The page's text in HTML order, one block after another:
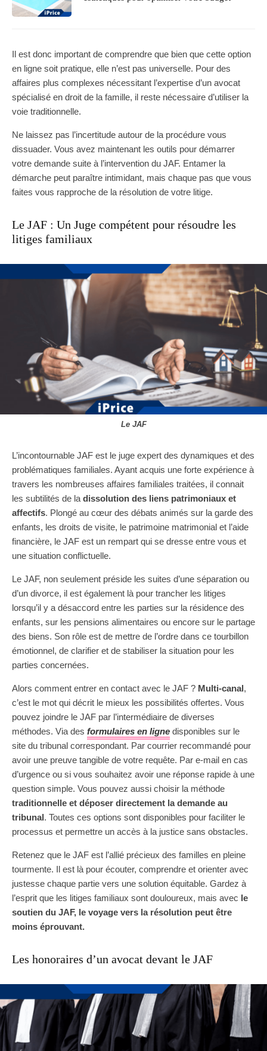
Il est donc important de comprendre que bien que cette option
en ligne soit pratique, elle n’est pas universelle. Pour des
affaires plus complexes nécessitant l’expertise d’un avocat
spécialisé en droit de la famille, il reste nécessaire d’utiliser la
voie traditionnelle.
Ne laissez pas l’incertitude autour de la procédure vous
dissuader. Vous avez maintenant les outils pour démarrer
votre demande suite à l’intervention du JAF. Entamer la
démarche peut paraître intimidant, mais chaque pas que vous
faites vous rapproche de la résolution de votre litige.
Le JAF : Un Juge compétent pour résoudre les
litiges familiaux
Le JAF
L’incontournable JAF est le juge expert des dynamiques et des
problématiques familiales. Ayant acquis une forte expérience à
travers les nombreuses affaires familiales traitées, il connait
les subtilités de la dissolution des liens patrimoniaux et
affectifs. Plongé au cœur des débats animés sur la garde des
enfants, les droits de visite, le patrimoine matrimonial et l’aide
financière, le JAF est un rempart qui se dresse entre vous et
une situation conflictuelle.
Le JAF, non seulement préside les suites d’une séparation ou
d’un divorce, il est également là pour trancher les litiges
lorsqu’il y a désaccord entre les parties sur la résidence des
enfants, sur les pensions alimentaires ou encore sur le partage
des biens. Son rôle est de mettre de l’ordre dans ce tourbillon
émotionnel, de clarifier et de stabiliser la situation pour les
parties concernées.
Alors comment entrer en contact avec le JAF ? Multi-canal,
c’est le mot qui décrit le mieux les possibilités offertes. Vous
pouvez joindre le JAF par l’intermédiaire de diverses
méthodes. Via des formulaires en ligne disponibles sur le
site du tribunal correspondant. Par courrier recommandé pour
avoir une preuve tangible de votre requête. Par e-mail en cas
d’urgence ou si vous souhaitez avoir une réponse rapide à une
question simple. Vous pouvez aussi choisir la méthode
traditionnelle et déposer directement la demande au
tribunal. Toutes ces options sont disponibles pour faciliter le
processus et permettre un accès à la justice sans obstacles.
Retenez que le JAF est l’allié précieux des familles en pleine
tourmente. Il est là pour écouter, comprendre et orienter avec
justesse chaque partie vers une solution équitable. Gardez à
l’esprit que les litiges familiaux sont douloureux, mais avec le
soutien du JAF, le voyage vers la résolution peut être
moins éprouvant.
Les honoraires d’un avocat devant le JAF